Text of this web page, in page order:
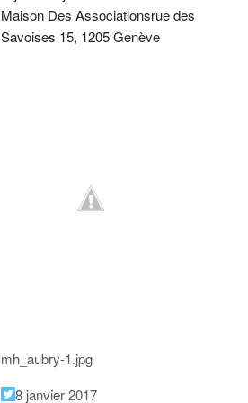
Maison Des Associationsrue des
Savoises 15, 1205 Genève
mh_aubry-1.jpg
8 janvier 2017